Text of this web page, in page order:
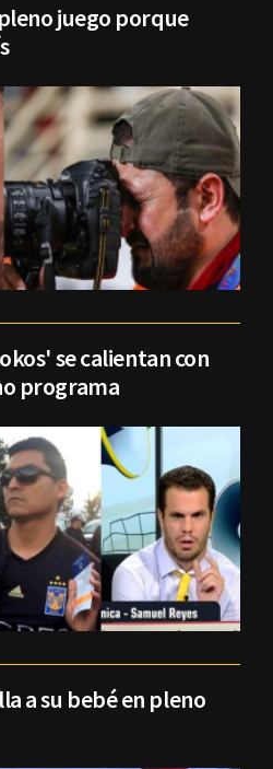
juego porque
se calientan con
programa
a su bebé en pleno